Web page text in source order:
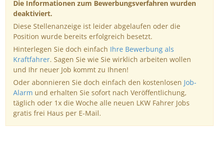
Die Informationen zum Bewerbungsverfahren wurden
deaktiviert.
Diese Stellenanzeige ist leider abgelaufen oder die
Position wurde bereits erfolgreich besetzt.
Hinterlegen Sie doch einfach Ihre Bewerbung als
Kraftfahrer. Sagen Sie wie Sie wirklich arbeiten wollen
und Ihr neuer Job kommt zu Ihnen!
Oder abonnieren Sie doch einfach den kostenlosen Job-
Alarm und erhalten Sie sofort nach Veröffentlichung,
täglich oder 1x die Woche alle neuen LKW Fahrer Jobs
gratis frei Haus per E-Mail.